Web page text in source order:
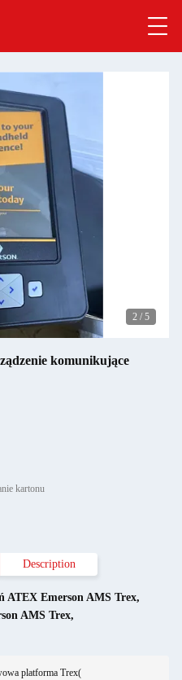
2 / 5
komunikujące
kartonu
Description
ATEX Emerson AMS Trex,
AMS Trex,
platforma Trex(